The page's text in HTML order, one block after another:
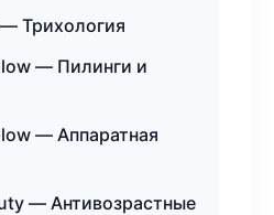
Трихология
— Пилинги и
— Аппаратная
— Антивозрастные